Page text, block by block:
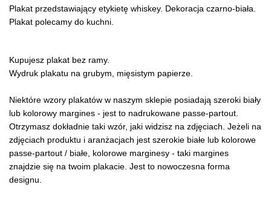
Plakat przedstawiający etykietę whiskey. Dekoracja czarno-biała.
Plakat polecamy do kuchni.
Kupujesz plakat bez ramy.
Wydruk plakatu na grubym, mięsistym papierze.
Niektóre wzory plakatów w naszym sklepie posiadają szeroki biały
lub kolorowy margines - jest to nadrukowane passe-partout.
Otrzymasz dokładnie taki wzór, jaki widzisz na zdjęciach. Jeżeli na
zdjęciach produktu i aranżacjach jest szerokie białe lub kolorowe
passe-partout / białe, kolorowe marginesy - taki margines
znajdzie się na twoim plakacie. Jest to nowoczesna forma
designu.